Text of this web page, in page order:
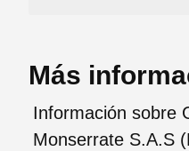
Más
Información sobre
Monserrate S.A.S